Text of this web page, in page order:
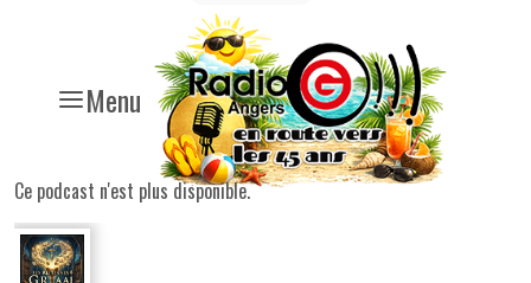
Menu
Ce podcast n'est plus disponible.